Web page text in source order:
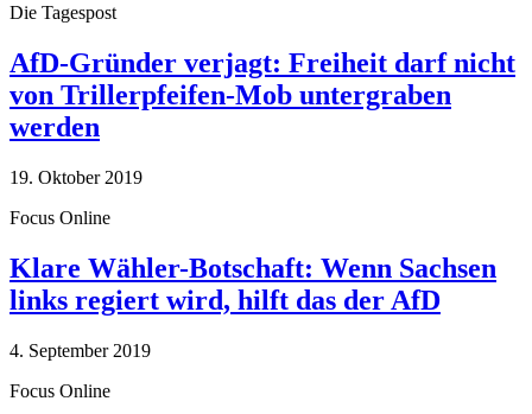
Die Tagespost
AfD-Gründer verjagt: Freiheit darf nicht
von Trillerpfeifen-Mob untergraben
werden
19. Oktober 2019
Focus Online
Klare Wähler-Botschaft: Wenn Sachsen
links regiert wird, hilft das der AfD
4. September 2019
Focus Online